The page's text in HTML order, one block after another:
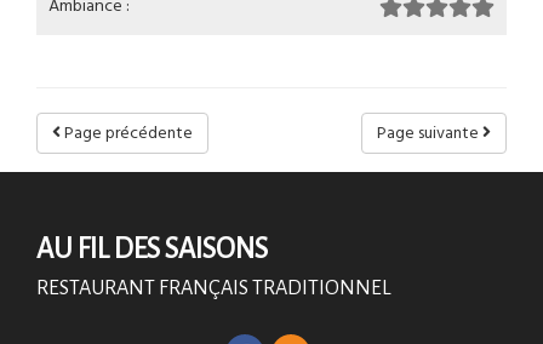
Ambiance :
Page suivante
Page précédente
AU FIL DES SAISONS
RESTAURANT FRANÇAIS TRADITIONNEL